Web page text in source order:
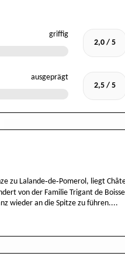
griffig
2,0 / 5
ausgeprägt
2,5 / 5
zu Lalande‑de‑Pomerol, liegt
von der Familie Trigant de
wieder an die Spitze zu führen....